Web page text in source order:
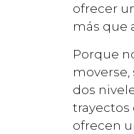
ofrecer
más que
Porque
dos
trayectos
ofrecen